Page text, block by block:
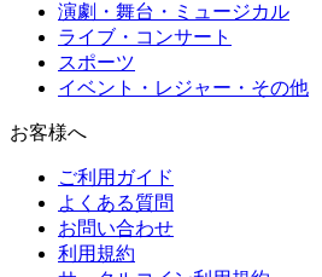
演劇・舞台・ミュージカル
ライブ・コンサート
スポーツ
イベント・レジャー・その他
お客様へ
ご利用ガイド
よくある質問
お問い合わせ
利用規約